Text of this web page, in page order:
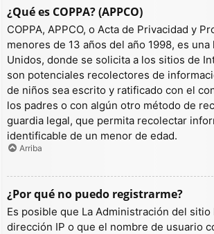
¿Qué es COPPA? (APPCO)
COPPA, APPCO, o Acta de Privacidad y
menores de 13 años del año 1998, es
Unidos, donde se solicita a los sitios de
son potenciales recolectores de
de niños sea escrito y ratificado con el
los padres o con algún otro método de
guardia legal, que permita recolectar
identificable de un menor de edad.
Arriba
¿Por qué no puedo registrarme?
Es posible que La Administración del sitio
dirección IP o que el nombre de usuario